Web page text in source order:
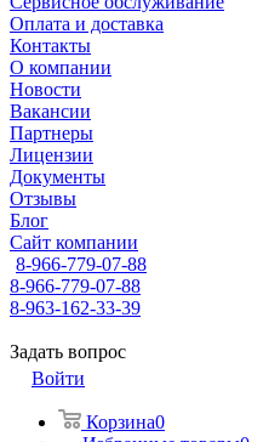
Оплата и доставка
Контакты
О компании
Новости
Вакансии
Партнеры
Лицензии
Документы
Отзывы
Блог
Сайт компании
8-966-779-07-88
8-966-779-07-88
8-963-162-33-39
Задать вопрос
Войти
Корзина0